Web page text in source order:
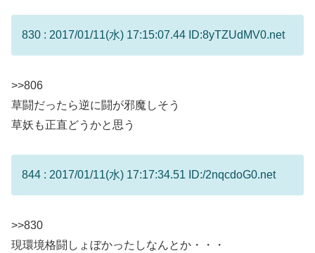
830 : 2017/01/11(水) 17:15:07.44 ID:8yTZUdMV0.net
>>806
草闘だったら逆に闘が邪魔しそう
草妖も正直どうかと思う
844 : 2017/01/11(水) 17:17:34.51 ID:/2nqcdoG0.net
>>830
現環境格闘しょぼかったしなんとか・・・